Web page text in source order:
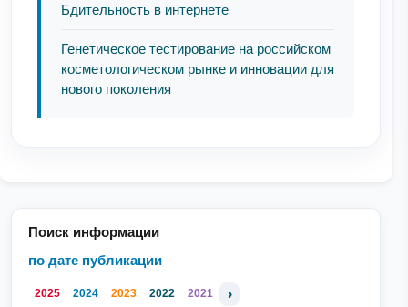
Поиск информации
по дате публикации
2025 2024 2023 2022 2021 ›
Бдительность в интернете
Генетическое тестирование на российском
косметологическом рынке и инновации для
нового поколения